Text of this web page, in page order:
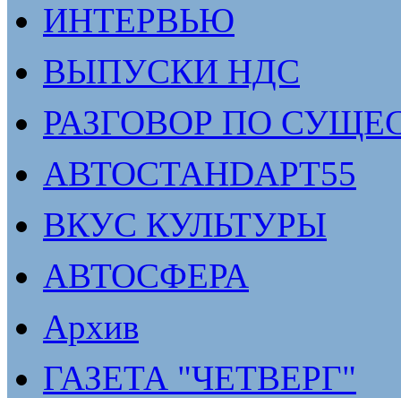
ИНТЕРВЬЮ
ВЫПУСКИ НДС
РАЗГОВОР ПО
АВТОСТАНDАРТ55
ВКУС КУЛЬТУРЫ
АВТОСФЕРА
Архив
ГАЗЕТА "ЧЕТВЕРГ"